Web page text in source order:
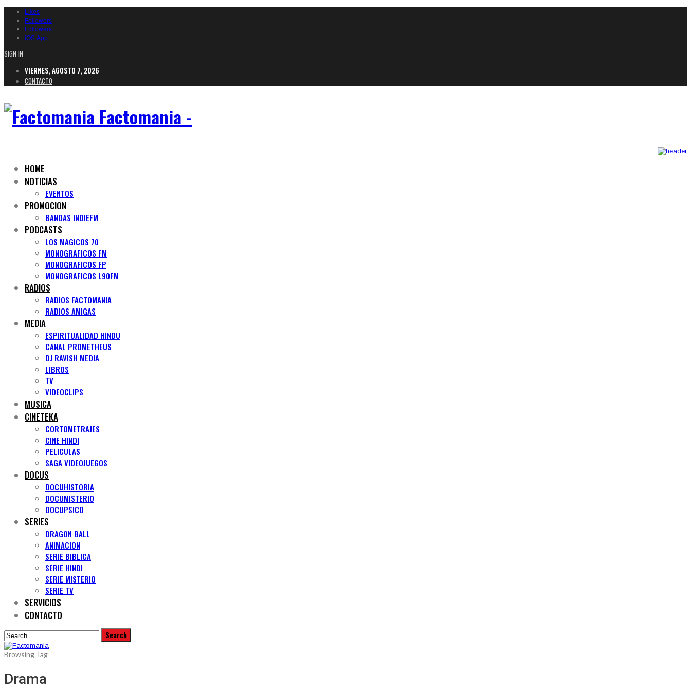
Likes
Followers
Followers
iOS App
SIGN IN
VIERNES, AGOSTO 7, 2026
CONTACTO
Factomania -
HOME
NOTICIAS
EVENTOS
PROMOCION
BANDAS INDIEFM
PODCASTS
LOS MAGICOS 70
MONOGRAFICOS FM
MONOGRAFICOS FP
MONOGRAFICOS L90FM
RADIOS
RADIOS FACTOMANIA
RADIOS AMIGAS
MEDIA
ESPIRITUALIDAD HINDU
CANAL PROMETHEUS
DJ RAVISH MEDIA
LIBROS
TV
VIDEOCLIPS
MUSICA
CINETEKA
CORTOMETRAJES
CINE HINDI
PELICULAS
SAGA VIDEOJUEGOS
DOCUS
DOCUHISTORIA
DOCUMISTERIO
DOCUPSICO
SERIES
DRAGON BALL
ANIMACION
SERIE BIBLICA
SERIE HINDI
SERIE MISTERIO
SERIE TV
SERVICIOS
CONTACTO
Browsing Tag
Drama